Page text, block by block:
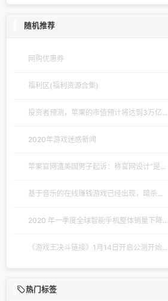
随机推荐
网购优惠券
福利区(福利资源合集)
投资者预测，苹果的市值预计将达到3万亿...
2020年游戏迷惑新闻
苹果官网遭美国男子起诉：称官网设计“是...
基于音乐的在线赚钱游戏已经出现，暗杀...
2020 年一季度全球智能手机整体销量下降...
《游戏王决斗链接》1月14日开启公测开始...
热门标签